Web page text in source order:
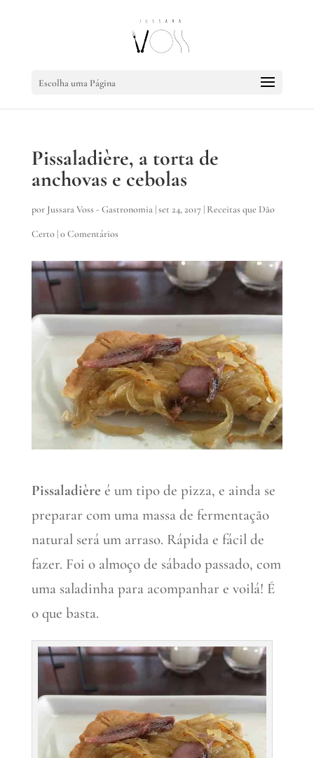
Escolha uma Página
Pissaladière, a torta de
anchovas e cebolas
por Jussara Voss - Gastronomia|set 24, 2017| Receitas que Dão
Certo|0 Comentários
Pissaladière é um tipo de pizza, e ainda se
preparar com uma massa de fermentação
natural será um arraso. Rápida e fácil de
fazer. Foi o almoço de sábado passado, com
uma saladinha para acompanhar e voilá! É
o que basta.